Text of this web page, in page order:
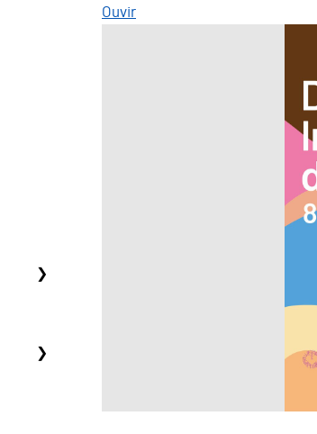
Ouvir